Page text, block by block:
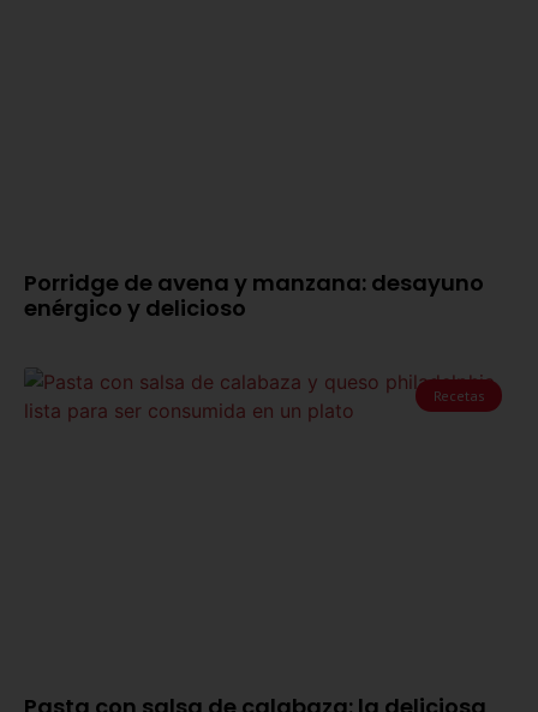
Porridge de avena y manzana: desayuno
enérgico y delicioso
Recetas